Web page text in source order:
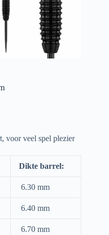
voor veel spel plezier
Dikte barrel:
6.30 mm
6.40 mm
6.70 mm